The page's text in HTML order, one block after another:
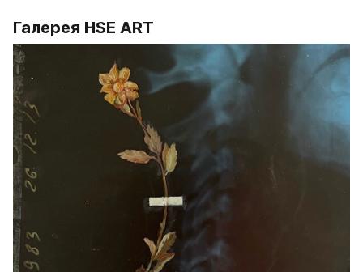
Галерея HSE ART